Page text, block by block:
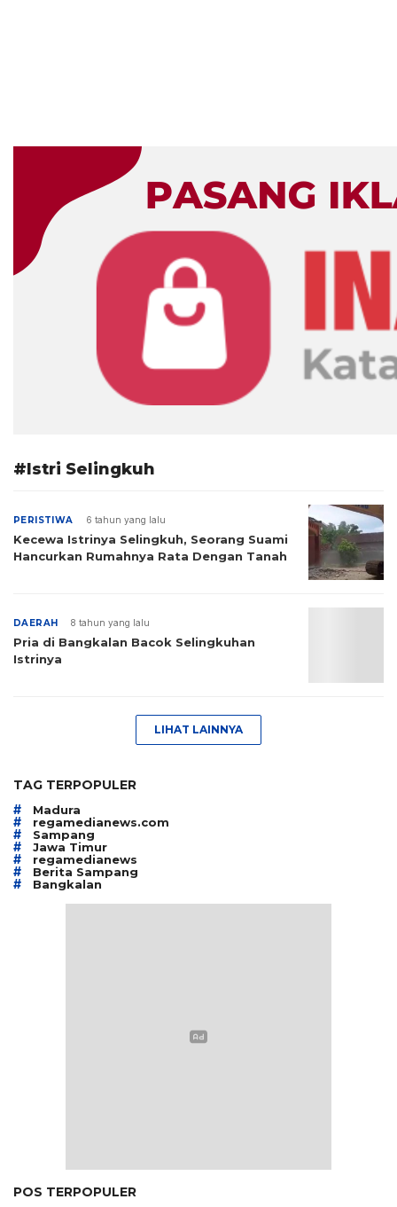
#Istri Selingkuh
PERISTIWA 6 tahun yang lalu
Kecewa Istrinya Selingkuh, Seorang Suami
Hancurkan Rumahnya Rata Dengan Tanah
DAERAH 8 tahun yang lalu
Pria di Bangkalan Bacok Selingkuhan
Istrinya
LIHAT LAINNYA
TAG TERPOPULER
# Madura
# regamedianews.com
# Sampang
# Jawa Timur
# regamedianews
# Berita Sampang
# Bangkalan
POS TERPOPULER